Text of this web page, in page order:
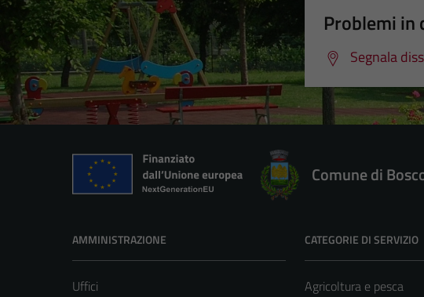
Problemi in
Segnala
Comune di
AMMINISTRAZIONE
Uffici
CATEGORIE DI SERVIZIO
Agricoltura e pesca